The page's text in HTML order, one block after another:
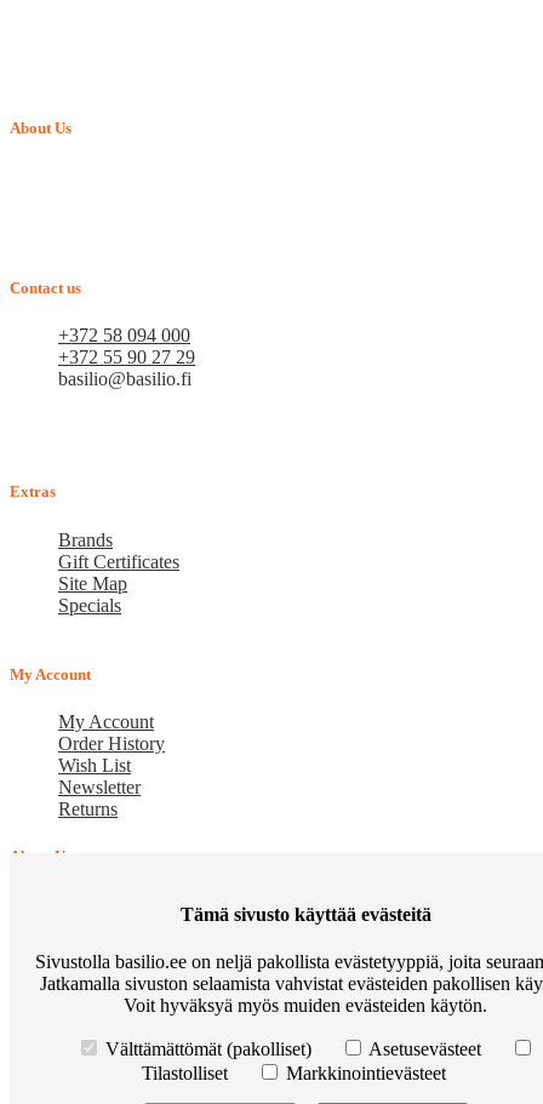
About Us
Contact us
+372 58 094 000
+372 55 90 27 29
basilio@basilio.fi
Extras
Brands
Gift Certificates
Site Map
Specials
My Account
My Account
Order History
Wish List
Newsletter
Returns
About Us
Verkkokauppa BASILIO.FI - vuonna 2015 perustettu perheyritys,
joka tarjoaa lemmikkituotteita. Arvostamme jokaista asiakasta ja
vakioasiakkaiksi. Tavoitteenamme on pitkäaikainen yhteistyö.
Osta Go Native kissanruokaa ja voita Apple Watch Korduma
Allahindlus kuni 10% Kuidas kasutada sooduskupongi? Järelmaks
Henkilötietojen käsittelyn edellytykset Privaatsuseeskirjad
Tämä sivusto käyttää evästeitä
Sivustolla basilio.ee on neljä pakollista evästetyyppiä, joita
Jatkamalla sivuston selaamista vahvistat evästeiden pakollisen
Voit hyväksyä myös muiden evästeiden käytön.
Välttämättömät (pakolliset)
Asetusevästeet
Tilastolliset
Markkinointievästeet